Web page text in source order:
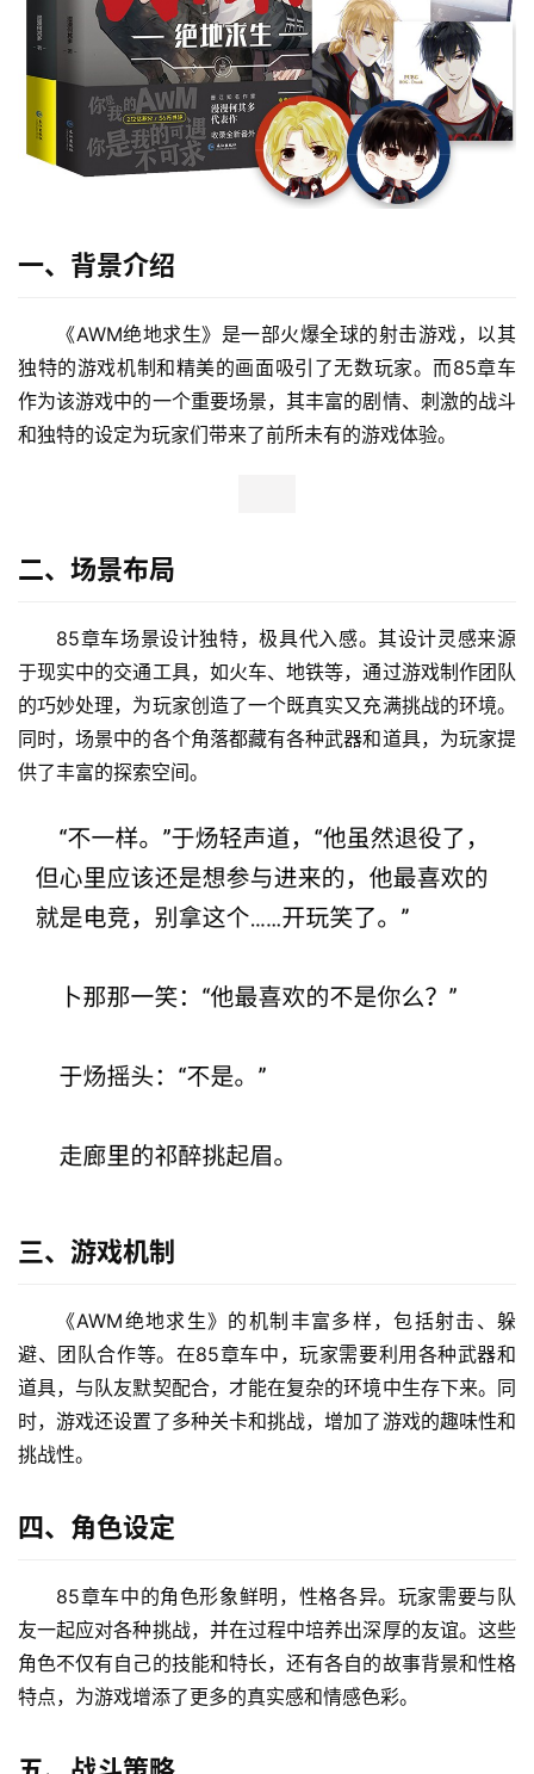
一、背景介绍
《AWM绝地求生》是一部火爆全球的射击游戏，以其
独特的游戏机制和精美的画面吸引了无数玩家。而85章车
作为该游戏中的一个重要场景，其丰富的剧情、刺激的战斗
和独特的设定为玩家们带来了前所未有的游戏体验。
二、场景布局
85章车场景设计独特，极具代入感。其设计灵感来源
于现实中的交通工具，如火车、地铁等，通过游戏制作团队
的巧妙处理，为玩家创造了一个既真实又充满挑战的环境。
同时，场景中的各个角落都藏有各种武器和道具，为玩家提
供了丰富的探索空间。
三、游戏机制
《AWM绝地求生》的机制丰富多样，包括射击、躲
避、团队合作等。在85章车中，玩家需要利用各种武器和
道具，与队友默契配合，才能在复杂的环境中生存下来。同
时，游戏还设置了多种关卡和挑战，增加了游戏的趣味性和
挑战性。
四、角色设定
85章车中的角色形象鲜明，性格各异。玩家需要与队
友一起应对各种挑战，并在过程中培养出深厚的友谊。这些
角色不仅有自己的技能和特长，还有各自的故事背景和性格
特点，为游戏增添了更多的真实感和情感色彩。